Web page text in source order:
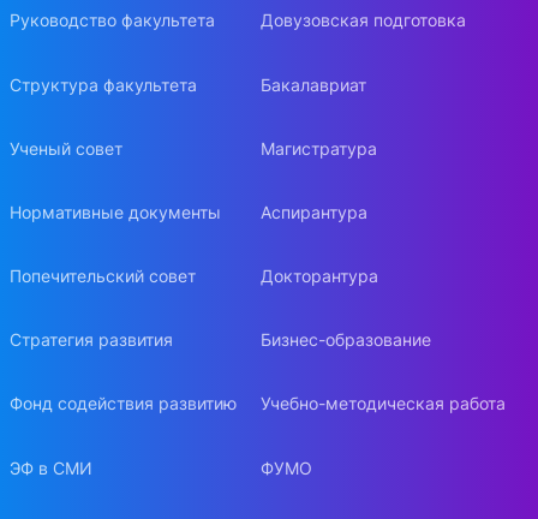
Руководство факультета
Структура факультета
Ученый совет
Нормативные документы
Попечительский совет
Стратегия развития
Фонд содействия развитию
ЭФ в СМИ
Довузовская подготовка
Бакалавриат
Магистратура
Аспирантура
Докторантура
Бизнес-образование
Учебно-методическая работа
ФУМО